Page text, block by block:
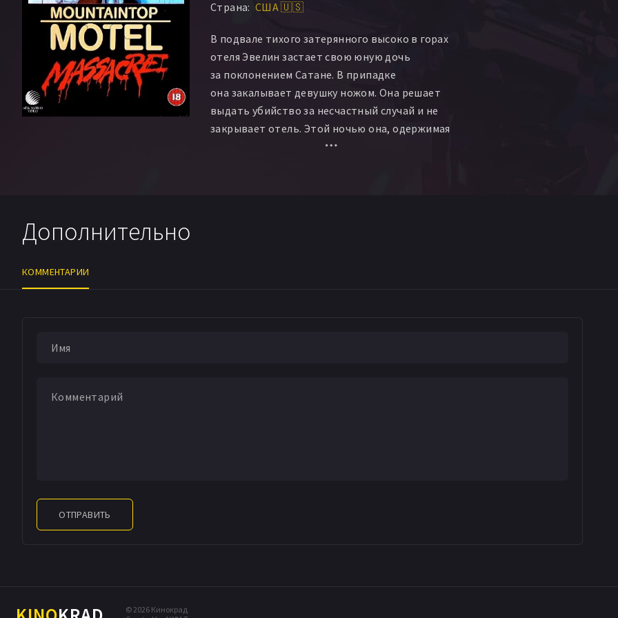
Страна: США 🇺🇸
В подвале тихого затерянного высоко в горах
отеля Эвелин застает свою юную дочь
за поклонением Сатане. В припадке
она закалывает девушку ножом. Она решает
выдать убийство за несчастный случай и не
закрывает отель. Этой ночью она, одержимая
духом дочери, собирается убить своих
Дополнительно
КОММЕНТАРИИ
ОТПРАВИТЬ
© 2026 Кинокрад